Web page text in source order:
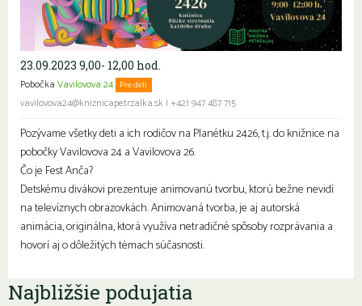
23.09.2023 9,00- 12,00 hod.
Pobočka Vavilovova 24 Pre deti
vavilovova24@kniznicapetrzalka.sk | +421 947 487 715
Pozývame všetky deti a ich rodičov na Planétku 2426, t.j. do knižnice na
pobočky Vavilovova 24 a Vavilovova 26.
Čo je Fest Anča?
Detskému divákovi prezentuje animovanú tvorbu, ktorú bežne nevidí
na televíznych obrazovkách. Animovaná tvorba, je aj autorská
animácia, originálna, ktorá využíva netradičné spôsoby rozprávania a
hovorí aj o dôležitých témach súčasnosti.
Najbližšie podujatia